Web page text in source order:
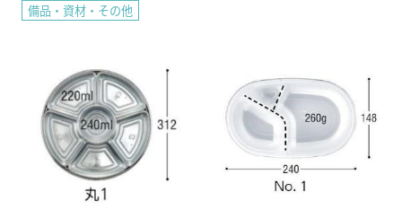
備品・資材・その他